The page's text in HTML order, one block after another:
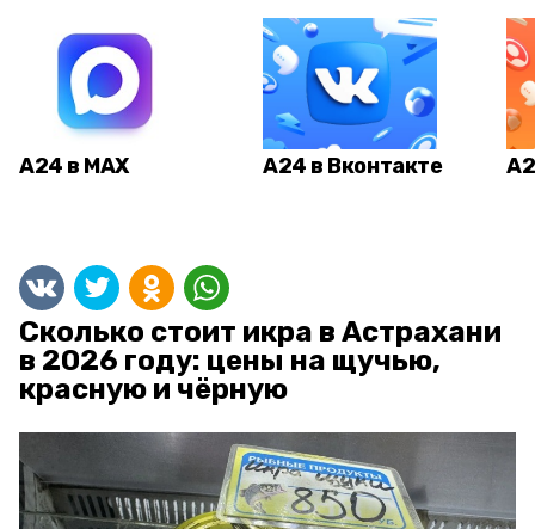
А24 в MAX А24 в Вконтакте
Сколько стоит икра в Астрахани
в 2026 году: цены на щучью,
красную и чёрную